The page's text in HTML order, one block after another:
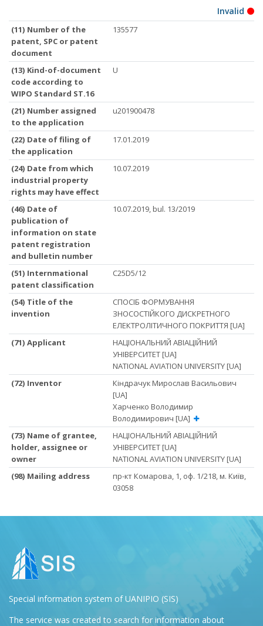
Invalid
(11) Number of the
patent, SPC or patent
document
135577
(13) Kind-of-document
code according to
WIPO Standard ST.16
U
(21) Number assigned
to the application
u201900478
(22) Date of filing of
the application
17.01.2019
(24) Date from which
industrial property
rights may have effect
10.07.2019
(46) Date of
publication of
information on state
patent registration
and bulletin number
10.07.2019, bul. 13/2019
(51) Internmational
patent classification
C25D5/12
(54) Title of the
invention
СПОСІБ ФОРМУВАННЯ
ЗНОСОСТІЙКОГО ДИСКРЕТНОГО
ЕЛЕКТРОЛІТИЧНОГО ПОКРИТТЯ [UA]
(71) Applicant
НАЦІОНАЛЬНИЙ АВІАЦІЙНИЙ
УНІВЕРСИТЕТ [UA]
NATIONAL AVIATION UNIVERSITY [UA]
(72) Inventor
Кіндрачук Мирослав Васильович
[UA]
Харченко Володимир
Володимирович [UA]
(73) Name of grantee,
holder, assignee or
owner
НАЦІОНАЛЬНИЙ АВІАЦІЙНИЙ
УНІВЕРСИТЕТ [UA]
NATIONAL AVIATION UNIVERSITY [UA]
(98) Mailing address
пр-кт Комарова, 1, оф. 1/218, м. Київ,
03058
Special information system of UANIPIO (SIS)
The service was created to search for information about